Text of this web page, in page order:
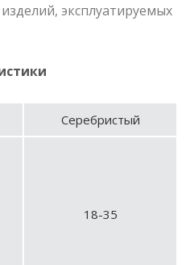
эксплуатируемых
Серебристый
18-35